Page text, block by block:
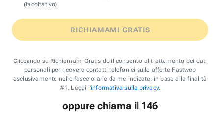
(facoltativo).
RICHIAMAMI GRATIS
Cliccando su Richiamami Gratis do il consenso al trattamento dei dati
personali per ricevere contatti telefonici sulle offerte Fastweb
esclusivamente nelle fasce orarie da me indicate, in base alla finalità
#1. Leggi l'informativa sulla privacy.
oppure chiama il 146